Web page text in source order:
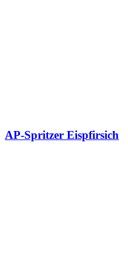
AP-Spritzer Eispfirsich